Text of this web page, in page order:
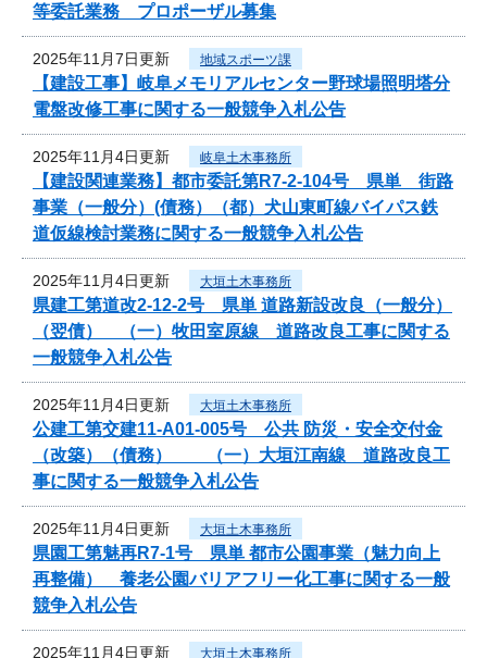
等委託業務 プロポーザル募集
2025年11月7日更新 地域スポーツ課
【建設工事】岐阜メモリアルセンター野球場照明塔分
電盤改修工事に関する一般競争入札公告
2025年11月4日更新 岐阜土木事務所
【建設関連業務】都市委託第R7-2-104号 県単 街路
事業（一般分）(債務）（都）犬山東町線バイパス鉄
道仮線検討業務に関する一般競争入札公告
2025年11月4日更新 大垣土木事務所
県建工第道改2-12-2号 県単 道路新設改良（一般分）
（翌債） （一）牧田室原線 道路改良工事に関する
一般競争入札公告
2025年11月4日更新 大垣土木事務所
公建工第交建11-A01-005号 公共 防災・安全交付金
（改築）（債務） （一）大垣江南線 道路改良工
事に関する一般競争入札公告
2025年11月4日更新 大垣土木事務所
県園工第魅再R7-1号 県単 都市公園事業（魅力向上
再整備） 養老公園バリアフリー化工事に関する一般
競争入札公告
2025年11月4日更新 大垣土木事務所